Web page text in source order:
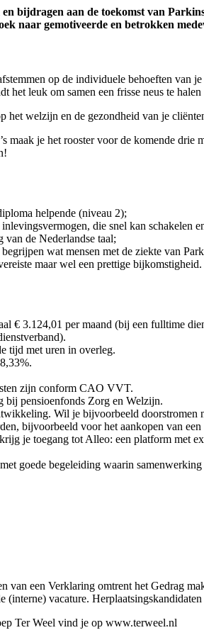
bijdragen aan de toekomst van
naar gemotiveerde en betrokken
op de individuele behoeften van
het leuk om samen een frisse neus te
het welzijn en de gezondheid van je
maak je het rooster voor de komende
helpende (niveau 2);
die snel kan schakelen
van de Nederlandse taal;
wat mensen met de ziekte van
maar wel een prettige bijkomstigheid.
€ 3.124,01 per maand (bij een fulltime
tijd met uren in overleg.
zijn conform CAO VVT.
bij pensioenfonds Zorg en Welzijn.
Wil je bijvoorbeeld doorstromen
bijvoorbeeld voor het aankopen van
je toegang tot Alleo: een platform met
goede begeleiding waarin samenwerking
van een Verklaring omtrent het Gedrag
(interne) vacature.
Ter Weel vind je op www.terweel.nl